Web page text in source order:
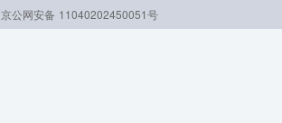
京公网安备 11040202450051号